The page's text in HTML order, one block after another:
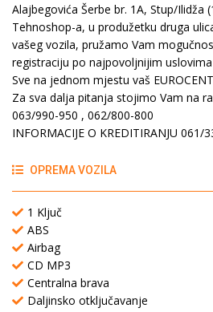
Alajbegovića Šerbe br. 1A, Stup/Ilidža
Tehnoshop-a, u produžetku druga
vašeg vozila, pružamo Vam
registraciju po najpovoljnijim uslovima
Sve na jednom mjestu vaš
Za sva dalja pitanja stojimo Vam na
063/990-950 , 062/800-800
INFORMACIJE O KREDITIRANJU 061/
OPREMA VOZILA
1 Ključ
ABS
Airbag
CD MP3
Centralna brava
Daljinsko otključavanje